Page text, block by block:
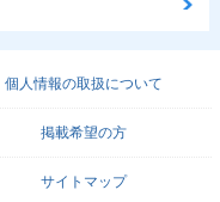
個人情報の取扱について
掲載希望の方
サイトマップ